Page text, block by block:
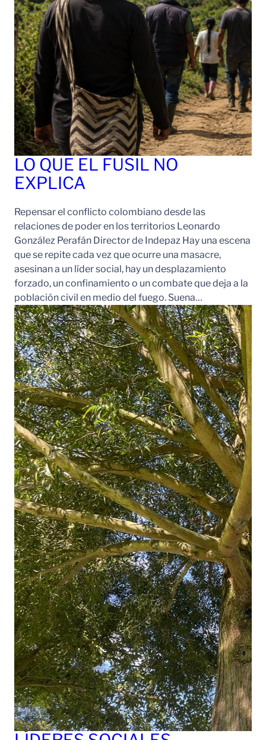
LO QUE EL FUSIL NO
EXPLICA
Repensar el conflicto colombiano desde las
relaciones de poder en los territorios Leonardo
González Perafán Director de Indepaz Hay una escena
que se repite cada vez que ocurre una masacre,
asesinan a un líder social, hay un desplazamiento
forzado, un confinamiento o un combate que deja a la
población civil en medio del fuego. Suena…